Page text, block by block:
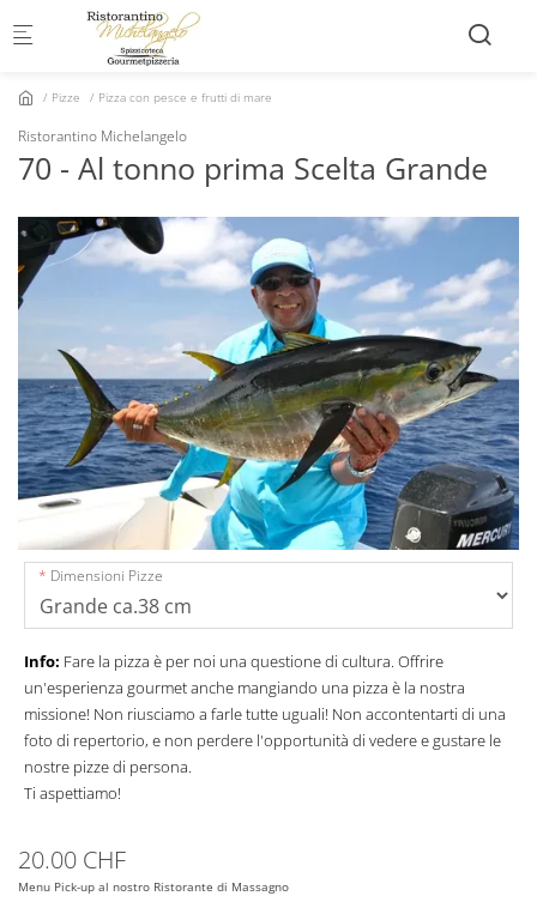
Skip to main content
Pizze Pizza con pesce e frutti di mare
Ristorantino Michelangelo
70 - Al tonno prima Scelta Grande
Dimensioni Pizze
Info: Fare la pizza è per noi una questione di cultura. Offrire
un'esperienza gourmet anche mangiando una pizza è la nostra
missione! Non riusciamo a farle tutte uguali! Non accontentarti di una
foto di repertorio, e non perdere l'opportunità di vedere e gustare le
nostre pizze di persona.
Ti aspettiamo!
20.00 CHF
Menu Pick-up al nostro Ristorante di Massagno